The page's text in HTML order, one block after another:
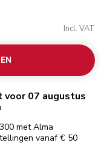
Incl. VAT
voor 07 augustus
met Alma
vanaf € 50